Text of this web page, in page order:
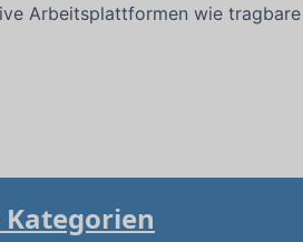
Arbeitsplattformen wie
Kategorien